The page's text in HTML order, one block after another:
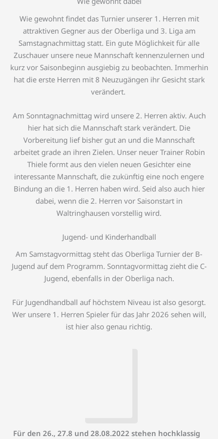
Wie gewohnt findet das Turnier unserer 1. Herren mit
attraktiven Gegner aus der Oberliga und 3. Liga am
Samstagnachmittag statt. Ein gute Möglichkeit für alle
Zuschauer unsere neue Mannschaft kennenzulernen und
kurz vor Saisonbeginn ausgiebig zu beobachten. Immerhin
hat die erste Herren mit 8 Neuzugängen ihr Gesicht stark
verändert.
Am Sonntagnachmittag wird unsere 2. Herren aktiv. Auch
hier hat sich die Mannschaft stark verändert. Die
Vorbereitung lief bisher gut an und die Mannschaft
arbeitet grade an ihren Zielen. Unser neuer Trainer Robin
Thiele formt aus den vielen neuen Gesichter eine
interessante Mannschaft, die zukünftig eine noch engere
Bindung an die 1. Herren haben wird. Seid also auch hier
dabei, wenn die 2. Herren vor Saisonstart in
Waltringhausen vorstellig wird.
Jugend- und Kinderhandball
Am Samstagvormittag steht das Oberliga Turnier der B-
Jugend auf dem Programm. Sonntagvormittag zieht die C-
Jugend, ebenfalls in der Oberliga nach.
Für Jugendhandball auf höchstem Niveau ist also gesorgt.
Wer unsere 1. Herren Spieler für das Jahr 2026 sehen will,
ist hier also genau richtig.
Für den 26., 27.8 und 28.08.2022 stehen hochklassig